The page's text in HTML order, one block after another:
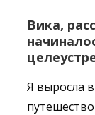
Вика,
Я выросла